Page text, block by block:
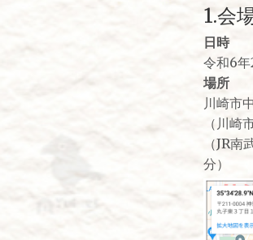
1.会
日時
令和6
場所
川崎市
（川
（JR
分）